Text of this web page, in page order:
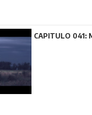
CAPITULO 041: